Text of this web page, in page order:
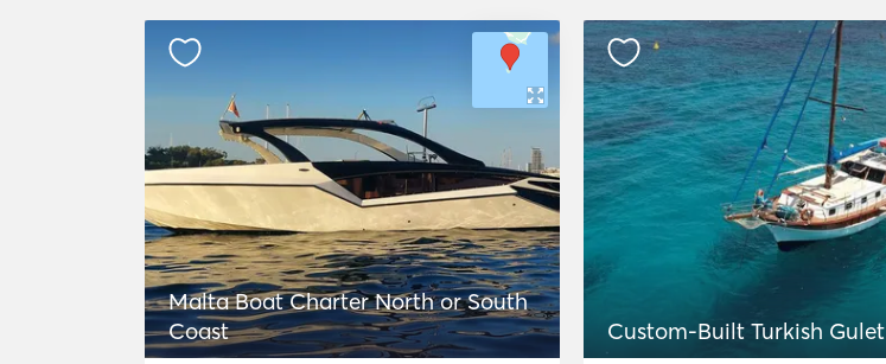
Malta Boat Charter North or South
Coast
Custom-Built Turkish Gulet